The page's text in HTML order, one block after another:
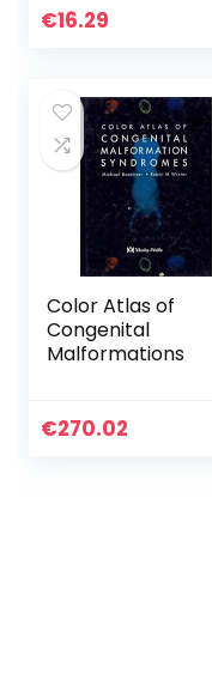
€16.29
Color Atlas of
Congenital
Malformations
€270.02